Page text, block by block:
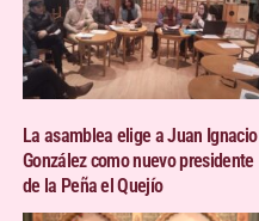
La asamblea elige a Juan Ignacio
González como nuevo presidente
de la Peña el Quejío